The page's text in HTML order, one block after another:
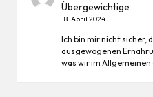
Übergewichtige
18. April 2024
Ich bin mir nicht sicher,
ausgewogenen
was wir im